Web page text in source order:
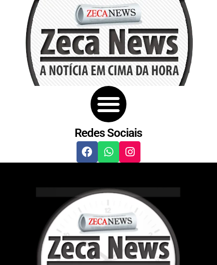
Redes Sociais